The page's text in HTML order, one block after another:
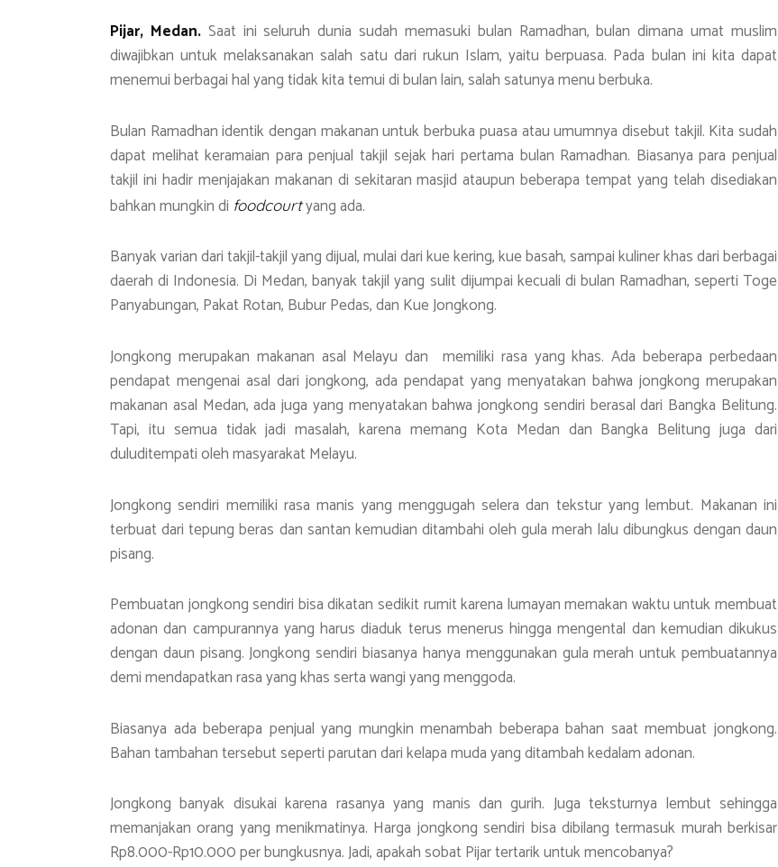
p
p
m
Pijar, Medan. Saat ini seluruh dunia sudah memasuki bulan Ramadhan, bulan dimana umat muslim
diwajibkan untuk melaksanakan salah satu dari rukun Islam, yaitu berpuasa. Pada bulan ini kita dapat
menemui berbagai hal yang tidak kita temui di bulan lain, salah satunya menu berbuka.
Bulan Ramadhan identik dengan makanan untuk berbuka puasa atau umumnya disebut takjil. Kita sudah
dapat melihat keramaian para penjual takjil sejak hari pertama bulan Ramadhan. Biasanya para penjual
takjil ini hadir menjajakan makanan di sekitaran masjid ataupun beberapa tempat yang telah disediakan
bahkan mungkin di foodcourtyang ada.
Banyak varian dari takjil-takjil yang dijual, mulai dari kue kering, kue basah, sampai kuliner khas dari berbagai
daerah di Indonesia. Di Medan, banyak takjil yang sulit dijumpai kecuali di bulan Ramadhan, seperti Toge
Panyabungan, Pakat Rotan, Bubur Pedas, dan Kue Jongkong.
Jongkong merupakan makanan asal Melayu dan memiliki rasa yang khas. Ada beberapa perbedaan
pendapat mengenai asal dari jongkong, ada pendapat yang menyatakan bahwa jongkong merupakan
makanan asal Medan, ada juga yang menyatakan bahwa jongkong sendiri berasal dari Bangka Belitung.
Tapi, itu semua tidak jadi masalah, karena memang Kota Medan dan Bangka Belitung juga dari
duluditempati oleh masyarakat Melayu.
Jongkong sendiri memiliki rasa manis yang menggugah selera dan tekstur yang lembut. Makanan ini
terbuat dari tepung beras dan santan kemudian ditambahi oleh gula merah lalu dibungkus dengan daun
pisang.
Pembuatan jongkong sendiri bisa dikatan sedikit rumit karena lumayan memakan waktu untuk membuat
adonan dan campurannya yang harus diaduk terus menerus hingga mengental dan kemudian dikukus
dengan daun pisang. Jongkong sendiri biasanya hanya menggunakan gula merah untuk pembuatannya
demi mendapatkan rasa yang khas serta wangi yang menggoda.
Biasanya ada beberapa penjual yang mungkin menambah beberapa bahan saat membuat jongkong.
Bahan tambahan tersebut seperti parutan dari kelapa muda yang ditambah kedalam adonan.
Jongkong banyak disukai karena rasanya yang manis dan gurih. Juga teksturnya lembut sehingga
memanjakan orang yang menikmatinya. Harga jongkong sendiri bisa dibilang termasuk murah berkisar
Rp8.000-Rp10.000 per bungkusnya. Jadi, apakah sobat Pijar tertarik untuk mencobanya?